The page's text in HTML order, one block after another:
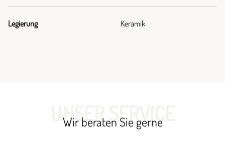
Legierung Keramik
UNSER SERVICE
Wir beraten Sie gerne